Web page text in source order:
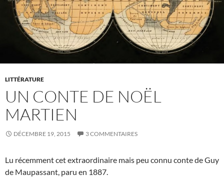
LITTÉRATURE
UN CONTE DE NOËL
MARTIEN
DÉCEMBRE 19, 2015 3 COMMENTAIRES
Lu récemment cet extraordinaire mais peu connu conte de Guy
de Maupassant, paru en 1887.